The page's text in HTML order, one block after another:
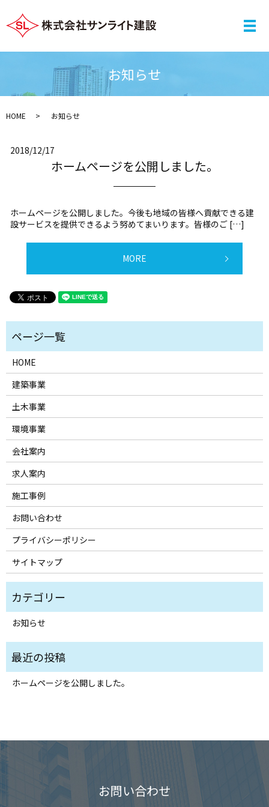
メ
お知らせ
HOME お知らせ
2018/12/17
ホームページを公開しました。
ホームページを公開しました。今後も地域の皆様へ貢献できる建
設サービスを提供できるよう努めてまいります。皆様のご […]
MORE
HOME
建築事業
土木事業
環境事業
会社案内
求人案内
施工事例
お問い合わせ
プライバシーポリシー
サイトマップ
お知らせ
ホームページを公開しました。
お問い合わせ